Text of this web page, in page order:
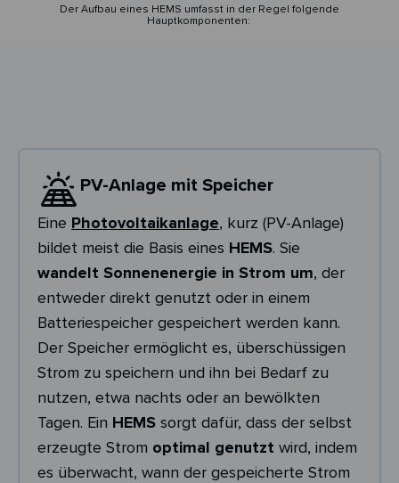
Der Aufbau eines HEMS umfasst in der Regel folgende
Hauptkomponenten:
PV-Anlage mit Speicher
Eine Photovoltaikanlage, kurz (PV-Anlage)
bildet meist die Basis eines HEMS. Sie
wandelt Sonnenenergie in Strom um, der
entweder direkt genutzt oder in einem
Batteriespeicher gespeichert werden kann.
Der Speicher ermöglicht es, überschüssigen
Strom zu speichern und ihn bei Bedarf zu
nutzen, etwa nachts oder an bewölkten
Tagen. Ein HEMS sorgt dafür, dass der selbst
erzeugte Strom optimal genutzt wird, indem
es überwacht, wann der gespeicherte Strom